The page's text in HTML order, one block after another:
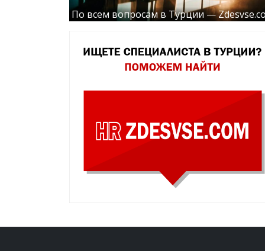
По всем вопросам в Турции —